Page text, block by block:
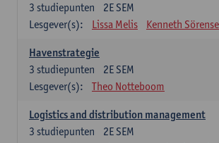
2E SEM
3 studiepunten
Lesgever(s):
Lissa Melis Kenneth
Havenstrategie
2E SEM
3 studiepunten
Lesgever(s):
Theo Notteboom
Logistics and distribution management
2E SEM
3 studiepunten